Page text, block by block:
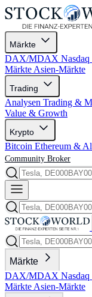
Märkte
DAX/MDAX Nasdaq
Märkte Asien-Märkte
Trading
Analysen Trading &
Value & Growth
Krypto
Bitcoin Ethereum &
Community Broker
Märkte
DAX/MDAX Nasdaq
Märkte Asien-Märkte